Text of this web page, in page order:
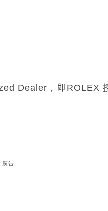
Dealer，即ROLEX
廣告